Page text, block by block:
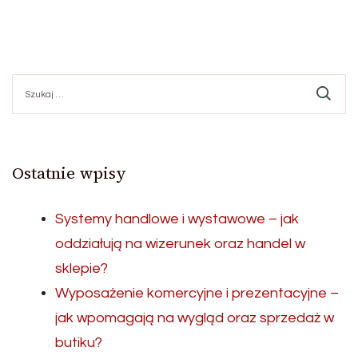
Ostatnie wpisy
Systemy handlowe i wystawowe – jak
oddziałują na wizerunek oraz handel w
sklepie?
Wyposażenie komercyjne i prezentacyjne –
jak wpomagają na wygląd oraz sprzedaż w
butiku?